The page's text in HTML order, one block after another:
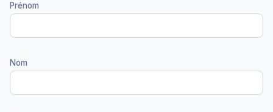
Prénom
Nom